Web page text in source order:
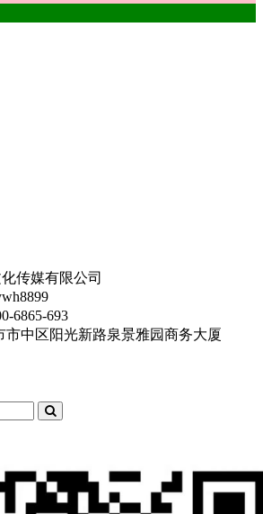
传媒有限公司
6865-693
市中区阳光新路泉景雅园商务大厦